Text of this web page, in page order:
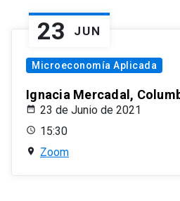
23 JUN
Microeconomía Aplicada
Ignacia Mercadal,
23 de Junio de 2021
15:30
Zoom